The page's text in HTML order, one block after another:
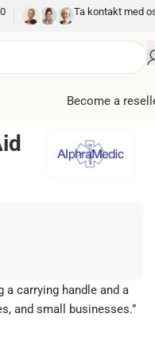
Ta kontakt med
Become a
carrying handle and a
and small businesses.”